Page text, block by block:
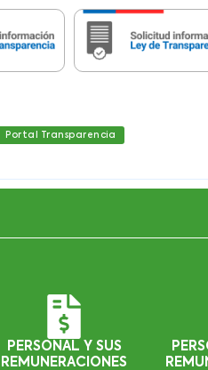
Importante: Estas páginas
Portal Transparencia
PERSONAL Y SUS
REMUNERACIONES